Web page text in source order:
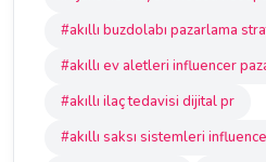
#akıllı buzdolabı pazarlama
#akıllı ev aletleri influencer
#akıllı ilaç tedavisi dijital pr
#akıllı saksı sistemleri influencer